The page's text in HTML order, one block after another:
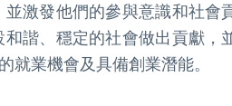
激發他們的參與意識和社會
諧、穩定的社會做出貢獻，
就業機會及具備創業潛能。